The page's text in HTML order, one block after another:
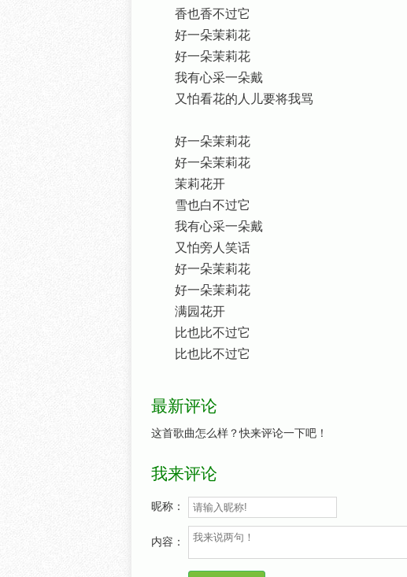
香也香不过它
好一朵茉莉花
好一朵茉莉花
我有心采一朵戴
又怕看花的人儿要将我骂
好一朵茉莉花
好一朵茉莉花
茉莉花开
雪也白不过它
我有心采一朵戴
又怕旁人笑话
好一朵茉莉花
好一朵茉莉花
满园花开
比也比不过它
比也比不过它
最新评论
这首歌曲怎么样？快来评论一下吧！
我来评论
昵称：
内容：